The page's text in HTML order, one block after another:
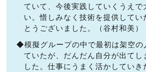
ていて、今後実践していくうえで
い。惜しみなく技術を提供してい
とうございました。（谷村和美）
◆模擬グループの中で最初は架空の
ていたが、だんだん自分が出てし
した。仕事にうまく活かしていき